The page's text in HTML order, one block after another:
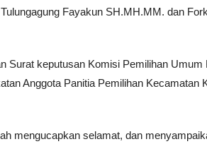
Fayakun SH.MH.MM. dan
Surat keputusan Komisi Pemilihan Umum
Anggota Panitia Pemilihan Kecamatan
mengucapkan selamat, dan